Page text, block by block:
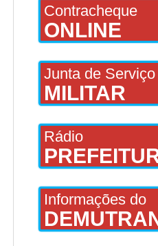
Contracheque
ONLINE
Junta de Serviço
MILITAR
Rádio
Informações do